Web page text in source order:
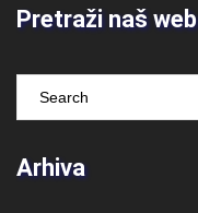
Pretraži naš web
Arhiva